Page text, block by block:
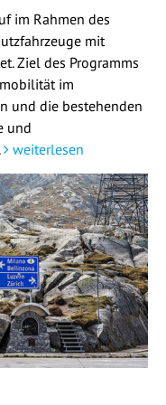
im Rahmen des
mit
Ziel des Programms
im
und die bestehenden
und
weiterlesen